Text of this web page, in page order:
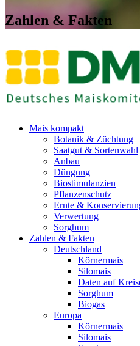
Zahlen & Fakten
Mais kompakt
Botanik & Züchtung
Saatgut & Sortenwahl
Anbau
Düngung
Biostimulanzien
Pflanzenschutz
Ernte &
Verwertung
Sorghum
Zahlen & Fakten
Deutschland
Körnermais
Silomais
Daten auf
Sorghum
Biogas
Europa
Körnermais
Silomais